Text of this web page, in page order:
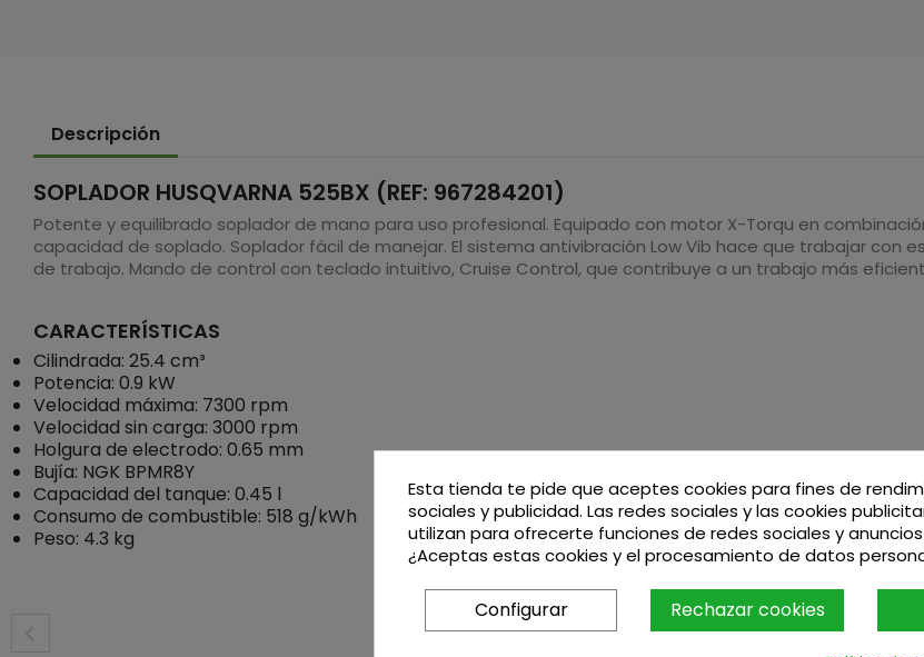
Descripción
SOPLADOR HUSQVARNA 525BX (REF: 967284201)
Potente y equilibrado soplador de mano para uso profesional. Equipado con motor X-Torqu en
capacidad de soplado. Soplador fácil de manejar. El sistema antivibración Low Vib hace que trabajar con
de trabajo. Mando de control con teclado intuitivo, Cruise Control, que contribuye a un trabajo más
CARACTERÍSTICAS
Cilindrada: 25.4 cm³
Potencia: 0.9 kW
Velocidad máxima: 7300 rpm
Velocidad sin carga: 3000 rpm
Holgura de electrodo: 0.65 mm
Bujía: NGK BPMR8Y
Capacidad del tanque: 0.45 l
Consumo de combustible: 518 g/kWh
Peso: 4.3 kg
Esta tienda te pide que aceptes cookies para fines de
sociales y publicidad. Las redes sociales y las cookies
utilizan para ofrecerte funciones de redes sociales y
¿Aceptas estas cookies y el procesamiento de datos
Rechazar cookies
Configurar